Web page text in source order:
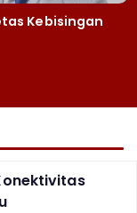
Kebisingan